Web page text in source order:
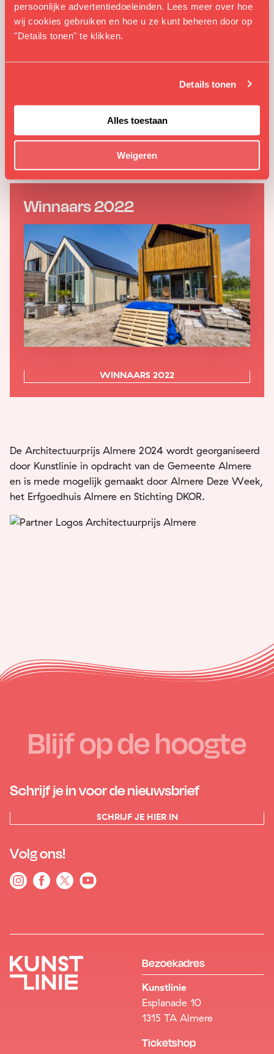
persoonlijke advertentiedoeleinden. Lees meer over hoe
wij cookies gebruiken en hoe u ze kunt beheren door op
"Details tonen" te klikken.
Details tonen
Alles toestaan
Weigeren
DEELNAMEREGLEMENT
Winnaars 2022
WINNAARS 2022
De Architectuurprijs Almere 2024 wordt georganiseerd
door Kunstlinie in opdracht van de Gemeente Almere
en is mede mogelijk gemaakt door Almere Deze Week,
het Erfgoedhuis Almere en Stichting DKOR.
Blijf op de hoogte
Schrijf je in voor de nieuwsbrief
SCHRIJF JE HIER IN
Volg ons!
Bezoekadres
Kunstlinie
Esplanade 10
1315 TA Almere
Ticketshop